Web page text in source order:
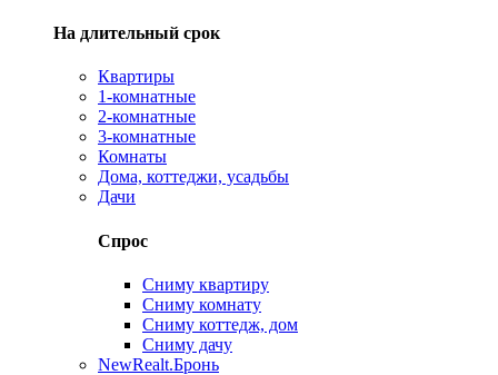
На длительный срок
Квартиры
1-комнатные
2-комнатные
3-комнатные
Комнаты
Дома, коттеджи, усадьбы
Дачи
Спрос
Сниму квартиру
Сниму комнату
Сниму коттедж, дом
Сниму дачу
NewRealt.Бронь